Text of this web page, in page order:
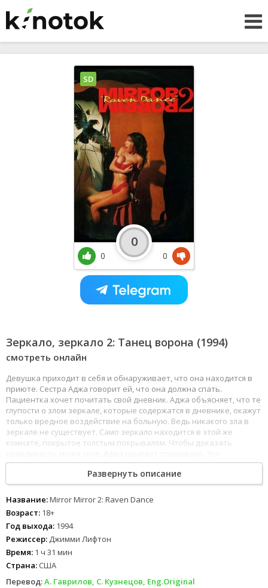
Зеркало, зеркало 2: Танец ворона (1994)
смотреть онлайн
Девушка приходит в себя и обнаруживает, что она находится в
приюте. Сестра Аджа говорит ей, что она должна спать.
Пациентка хочет почитать свой дневник. Аджа объясняет, что те
глупости о злом зеркале, которые содержатся в дневнике, окажут
только вредное воздействие на больную. Ведь никакого зла в
зеркале не существует. Само зеркало находится в этой же
комнате, покрытое толстым покрывалом. Чтобы доказать
вырывается наружу и ослепляет медсестру.Проходит 17 лет. В
приют приезжают Марли и ее брат Джеффри вместе с
товарищами. Один из парней в укромном месте находит кучу
старой одежды. Молодые люди с удивлением видят, что поверх
тряпье падает, а под ним оказывается большое старое зеркало.
Вскоре в доме начинают исполняться самые отвратительные
желания Марли...
Развернуть описание
Название:Mirror Mirror 2: Raven Dance
Возраст: 18+
Год выхода: 1994
Режиссер: Джимми Лифтон
Время: 1 ч 31 мин
Страна: США
Перевод:А. Гаврилов, С. Кузнецов, Eng.Original
SD
0
0
0